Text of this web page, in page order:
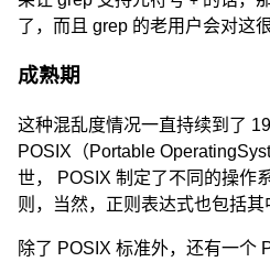
了，而且 grep 的老用户会对这很
成熟期
这种混乱度情况一直持续到了
POSIX（Portable
世， POSIX 制定了不同的操作
则，当然，正则表达式也包括其
除了 POSIX 标准外，还有一个